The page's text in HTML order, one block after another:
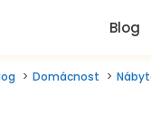
Blog
Domácnost